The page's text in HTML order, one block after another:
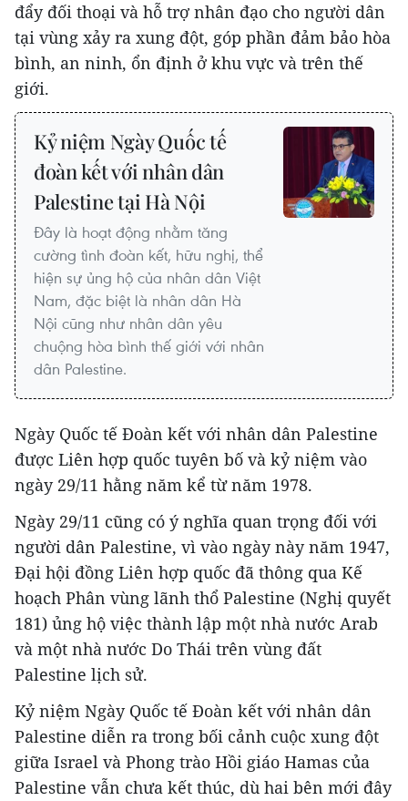
đẩy đối thoại và hỗ trợ nhân đạo cho người dân
tại vùng xảy ra xung đột, góp phần đảm bảo hòa
bình, an ninh, ổn định ở khu vực và trên thế
giới.
Kỷ niệm Ngày Quốc tế
đoàn kết với nhân dân
Palestine tại Hà Nội
Đây là hoạt động nhằm tăng
cường tình đoàn kết, hữu nghị, thể
hiện sự ủng hộ của nhân dân Việt
Nam, đặc biệt là nhân dân Hà
Nội cũng như nhân dân yêu
chuộng hòa bình thế giới với nhân
dân Palestine.
Ngày Quốc tế Đoàn kết với nhân dân Palestine
được Liên hợp quốc tuyên bố và kỷ niệm vào
ngày 29/11 hằng năm kể từ năm 1978.
Ngày 29/11 cũng có ý nghĩa quan trọng đối với
người dân Palestine, vì vào ngày này năm 1947,
Đại hội đồng Liên hợp quốc đã thông qua Kế
hoạch Phân vùng lãnh thổ Palestine (Nghị quyết
181) ủng hộ việc thành lập một nhà nước Arab
và một nhà nước Do Thái trên vùng đất
Palestine lịch sử.
Kỷ niệm Ngày Quốc tế Đoàn kết với nhân dân
Palestine diễn ra trong bối cảnh cuộc xung đột
giữa Israel và Phong trào Hồi giáo Hamas của
Palestine vẫn chưa kết thúc, dù hai bên mới đây